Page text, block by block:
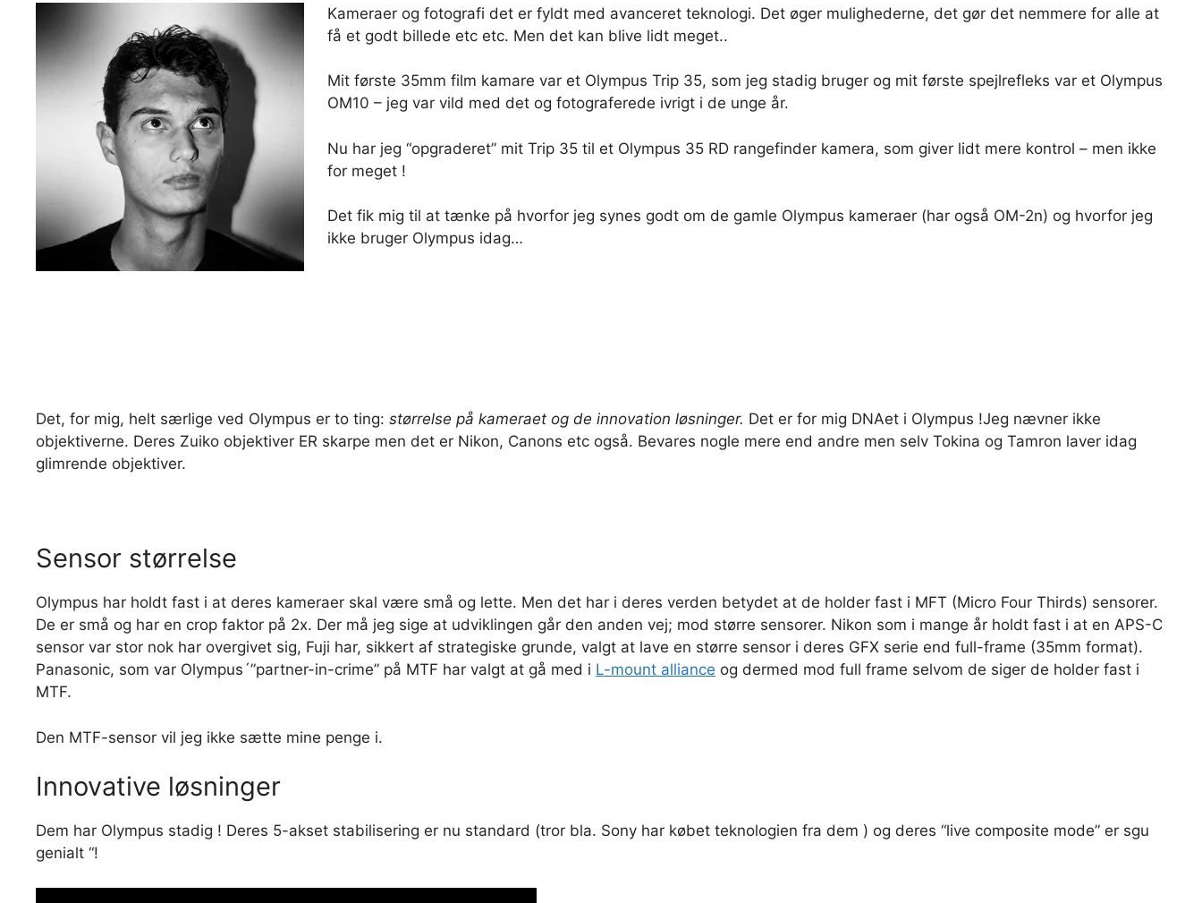
Kameraer og fotografi det er fyldt med avanceret teknologi. Det øger mulighederne, det gør det nemmere for alle at
få et godt billede etc etc. Men det kan blive lidt meget..
Mit første 35mm film kamare var et Olympus Trip 35, som jeg stadig bruger og mit første spejlrefleks var et Olympus
OM10 – jeg var vild med det og fotograferede ivrigt i de unge år.
Nu har jeg “opgraderet” mit Trip 35 til et Olympus 35 RD rangefinder kamera, som giver lidt mere kontrol – men ikke
for meget !
Det fik mig til at tænke på hvorfor jeg synes godt om de gamle Olympus kameraer (har også OM-2n) og hvorfor jeg
ikke bruger Olympus idag…
Det, for mig, helt særlige ved Olympus er to ting: størrelse på kameraet og de innovation løsninger. Det er for mig DNAet i Olympus !Jeg nævner ikke
objektiverne. Deres Zuiko objektiver ER skarpe men det er Nikon, Canons etc også. Bevares nogle mere end andre men selv Tokina og Tamron laver idag
glimrende objektiver.
Sensor størrelse
Olympus har holdt fast i at deres kameraer skal være små og lette. Men det har i deres verden betydet at de holder fast i MFT (Micro Four Thirds) sensorer.
De er små og har en crop faktor på 2x. Der må jeg sige at udviklingen går den anden vej; mod større sensorer. Nikon som i mange år holdt fast i at en APS-C
sensor var stor nok har overgivet sig, Fuji har, sikkert af strategiske grunde, valgt at lave en større sensor i deres GFX serie end full-frame (35mm format).
Panasonic, som var Olympus´”partner-in-crime” på MTF har valgt at gå med i L-mount alliance og dermed mod full frame selvom de siger de holder fast i
MTF.
Den MTF-sensor vil jeg ikke sætte mine penge i.
Innovative løsninger
Dem har Olympus stadig ! Deres 5-akset stabilisering er nu standard (tror bla. Sony har købet teknologien fra dem ) og deres “live composite mode” er sgu
genialt “!